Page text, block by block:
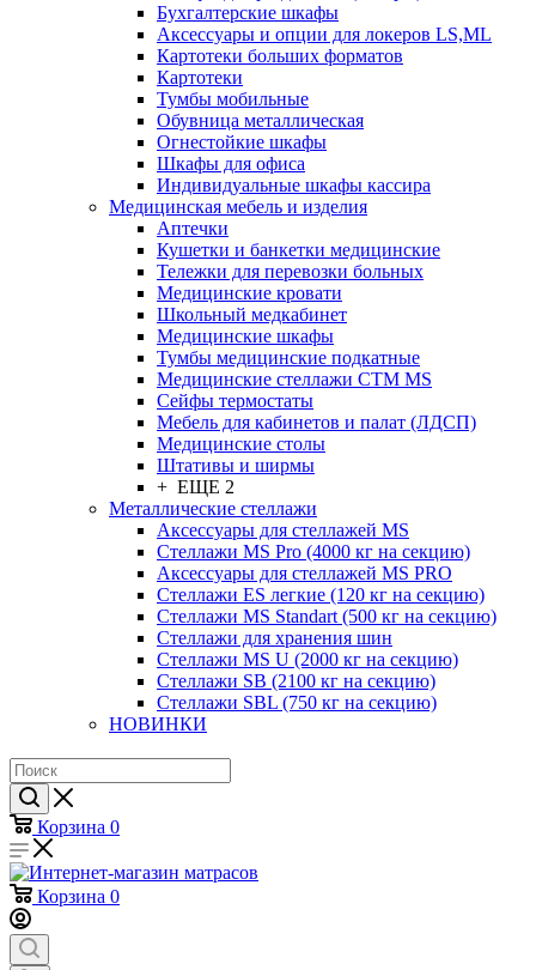
Бухгалтерские шкафы
Аксессуары и опции для локеров LS,ML
Картотеки больших форматов
Картотеки
Тумбы мобильные
Обувница металлическая
Огнестойкие шкафы
Шкафы для офиса
Индивидуальные шкафы кассира
Медицинская мебель и изделия
Аптечки
Кушетки и банкетки медицинские
Тележки для перевозки больных
Медицинские кровати
Школьный медкабинет
Медицинские шкафы
Тумбы медицинские подкатные
Медицинские стеллажи CTM MS
Сейфы термостаты
Мебель для кабинетов и палат (ЛДСП)
Медицинские столы
Штативы и ширмы
+ ЕЩЕ 2
Металлические стеллажи
Аксессуары для стеллажей MS
Стеллажи MS Pro (4000 кг на секцию)
Аксессуары для стеллажей MS PRO
Стеллажи ES легкие (120 кг на секцию)
Стеллажи MS Standart (500 кг на секцию)
Стеллажи для хранения шин
Стеллажи MS U (2000 кг на секцию)
Стеллажи SB (2100 кг на секцию)
Стеллажи SBL (750 кг на секцию)
НОВИНКИ
Корзина 0
Корзина 0